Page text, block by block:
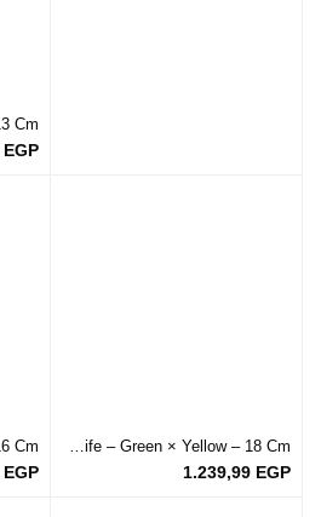
EGP
Flat Boning Knife – Green × Yellow – 18 Cm
1.239,99 EGP
EGP